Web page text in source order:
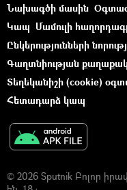
Նախագծի մասին
Կապ Մամուլի
Ընկերությունների
Գաղտնիության
Տեղեկանիշի (cookie)
Հետադարձ կապ
© 2026 Sputnik Բոլոր